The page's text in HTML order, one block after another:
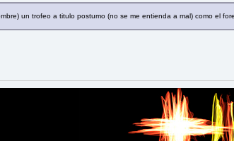
un trofeo a titulo postumo (no se me entienda a mal) como el